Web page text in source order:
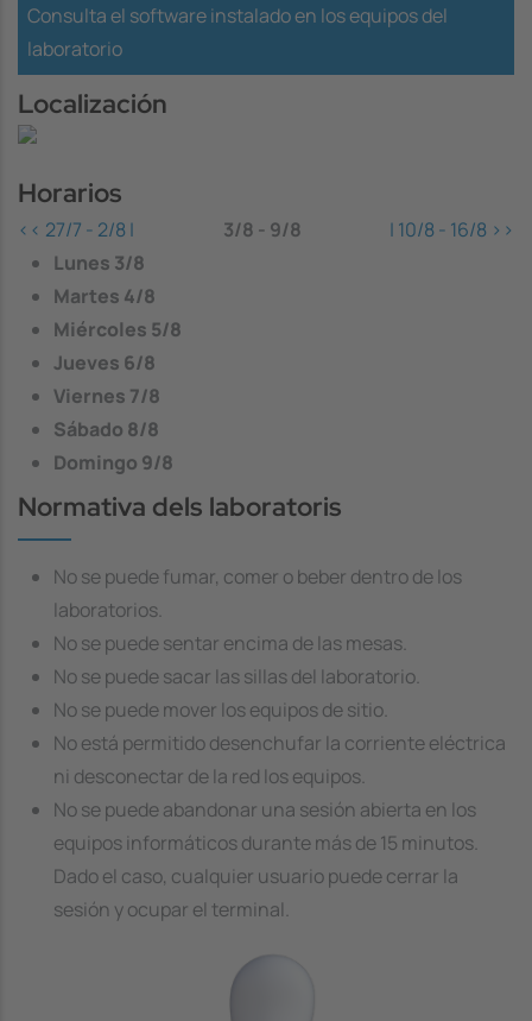
Consulta el software instalado en los equipos del
laboratorio
Localización
Horarios
<< 27/7 - 2/8 | | 10/8 - 16/8 >>
3/8 - 9/8
Lunes 3/8
Martes 4/8
Miércoles 5/8
Jueves 6/8
Viernes 7/8
Sábado 8/8
Domingo 9/8
Normativa dels laboratoris
No se puede fumar, comer o beber dentro de los
laboratorios.
No se puede sentar encima de las mesas.
No se puede sacar las sillas del laboratorio.
No se puede mover los equipos de sitio.
No está permitido desenchufar la corriente eléctrica
ni desconectar de la red los equipos.
No se puede abandonar una sesión abierta en los
equipos informáticos durante más de 15 minutos.
Dado el caso, cualquier usuario puede cerrar la
sesión y ocupar el terminal.